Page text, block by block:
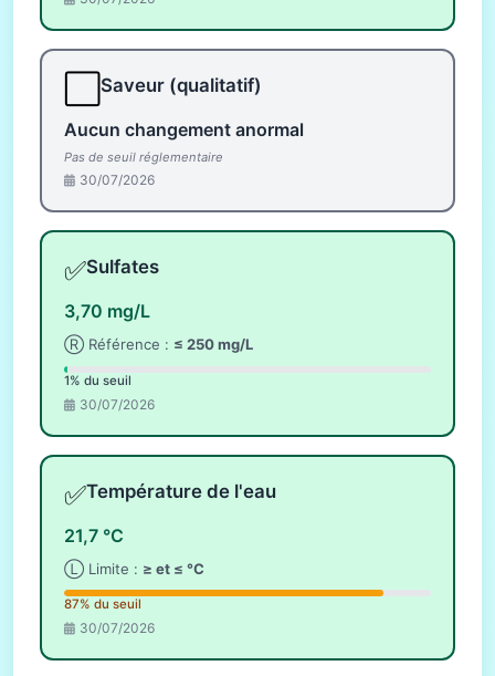
Saveur (qualitatif)
Aucun changement anormal
Pas de seuil réglementaire
30/07/2026
✅Sulfates
3,70 mg/L
Ⓡ Référence : ≤ 250 mg/L
1% du seuil
30/07/2026
✅Température de l'eau
21,7 °C
Ⓛ Limite : ≥ et ≤ °C
87% du seuil
30/07/2026